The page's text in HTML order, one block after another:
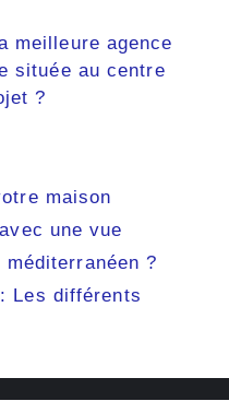
meilleure agence
située au centre
?
maison
une vue
?
Les différents